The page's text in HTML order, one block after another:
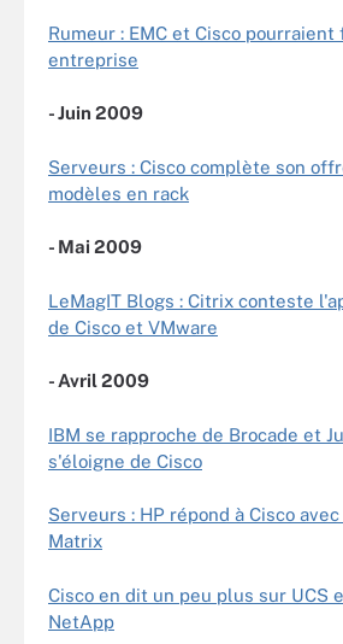
Rumeur : EMC et Cisco
entreprise
- Juin 2009
Serveurs : Cisco complète son
modèles en rack
- Mai 2009
LeMagIT Blogs : Citrix conteste
de Cisco et VMware
- Avril 2009
IBM se rapproche de Brocade et
s'éloigne de Cisco
Serveurs : HP répond à Cisco
Matrix
Cisco en dit un peu plus sur UCS
NetApp